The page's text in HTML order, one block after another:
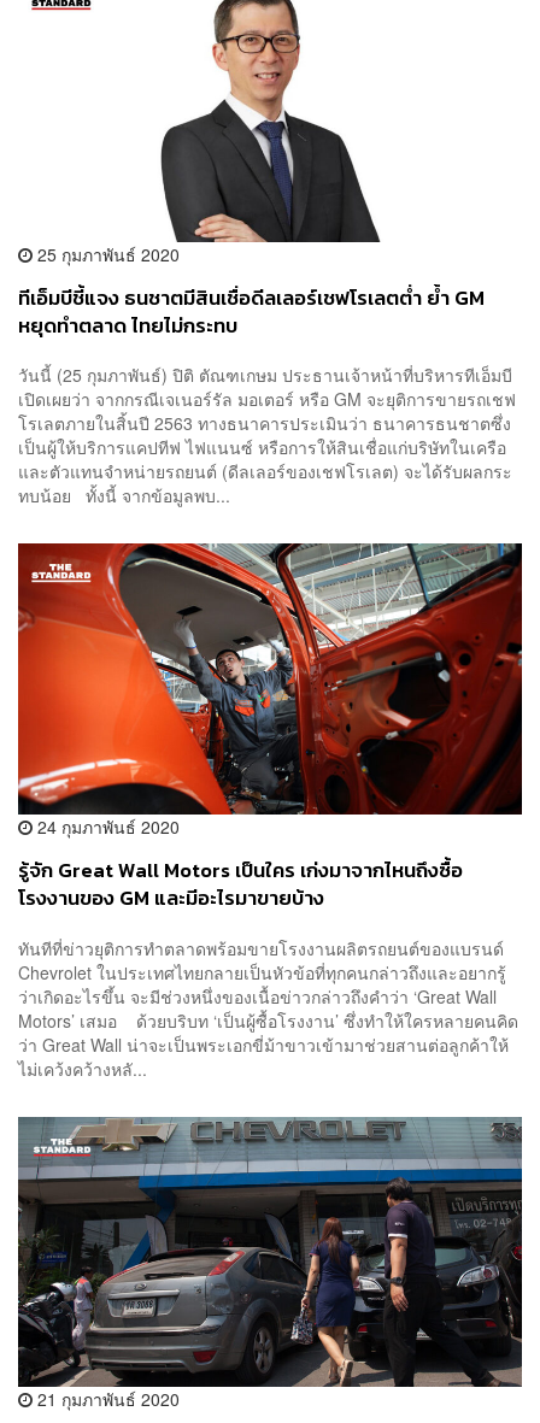
25 กุมภาพันธ์ 2020
ทีเอ็มบีชี้แจง ธนชาตมีสินเชื่อดีลเลอร์เชฟโรเลตต่ำ ย้ำ GM
หยุดทำตลาด ไทยไม่กระทบ
วันนี้ (25 กุมภาพันธ์) ปิติ ตัณฑเกษม ประธานเจ้าหน้าที่บริหารทีเอ็มบี
เปิดเผยว่า จากกรณีเจเนอร์รัล มอเตอร์ หรือ GM จะยุติการขายรถเชฟ
โรเลตภายในสิ้นปี 2563 ทางธนาคารประเมินว่า ธนาคารธนชาตซึ่ง
เป็นผู้ให้บริการแคปทีฟ ไฟแนนซ์ หรือการให้สินเชื่อแก่บริษัทในเครือ
และตัวแทนจำหน่ายรถยนต์ (ดีลเลอร์ของเชฟโรเลต) จะได้รับผลกระ
ทบน้อย ทั้งนี้ จากข้อมูลพบ...
24 กุมภาพันธ์ 2020
รู้จัก Great Wall Motors เป็นใคร เก่งมาจากไหนถึงซื้อ
โรงงานของ GM และมีอะไรมาขายบ้าง
ทันทีที่ข่าวยุติการทำตลาดพร้อมขายโรงงานผลิตรถยนต์ของแบรนด์
Chevrolet ในประเทศไทยกลายเป็นหัวข้อที่ทุกคนกล่าวถึงและอยากรู้
ว่าเกิดอะไรขึ้น จะมีช่วงหนึ่งของเนื้อข่าวกล่าวถึงคำว่า ‘Great Wall
Motors’ เสมอ ด้วยบริบท ‘เป็นผู้ซื้อโรงงาน’ ซึ่งทำให้ใครหลายคนคิด
ว่า Great Wall น่าจะเป็นพระเอกขี่ม้าขาวเข้ามาช่วยสานต่อลูกค้าให้
ไม่เคว้งคว้างหลั...
21 กุมภาพันธ์ 2020